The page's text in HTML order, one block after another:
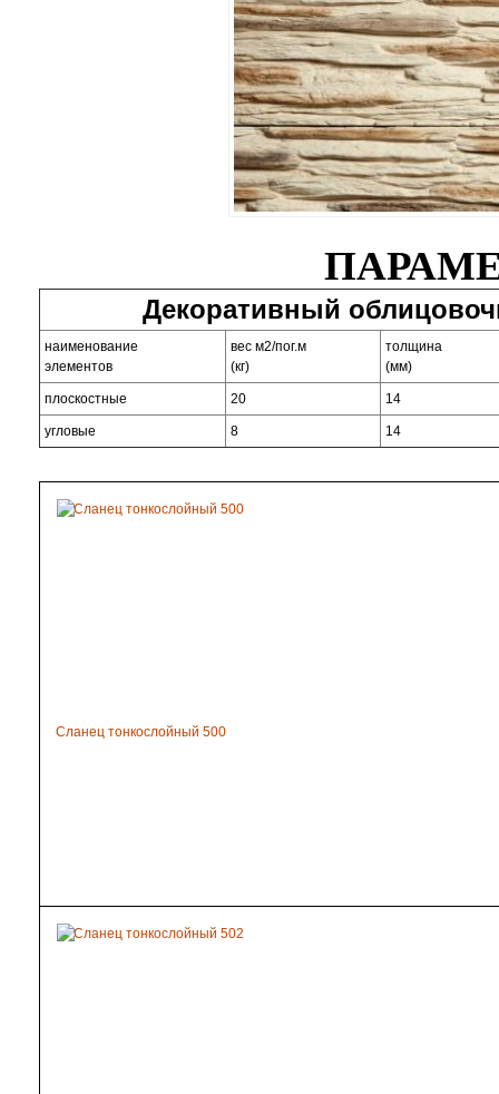
Декоративный
наименование
элементов
вес м2/пог.м
(кг)
толщина
(мм)
плоскостные 20 14
угловые 8 14
Сланец тонкослойный 500